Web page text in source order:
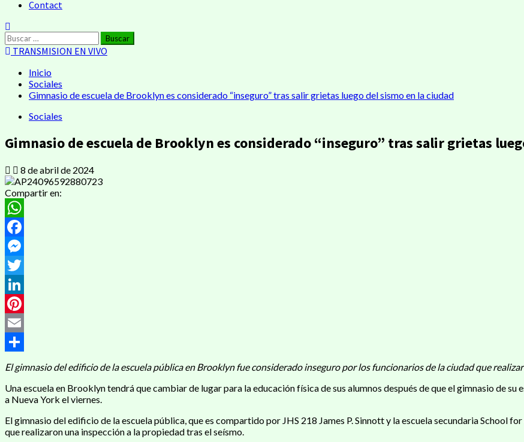
Contact
TRANSMISION EN VIVO
Inicio
Sociales
Gimnasio de escuela de Brooklyn es considerado “inseguro” tras salir grietas luego del sismo en la ciudad
Sociales
Gimnasio de escuela de Brooklyn es considerado “inseguro” tras salir grietas
8 de abril de 2024
Compartir en:
WhatsApp
Facebook
Messenger
Twitter
LinkedIn
Pinterest
Email
Compartir
El gimnasio del edificio de la escuela pública en Brooklyn fue considerado inseguro por los funcionarios de la ciudad que
Una escuela en Brooklyn tendrá que cambiar de lugar para la educación física de sus alumnos después de que el gimnasio de
a Nueva York el viernes.
El gimnasio del edificio de la escuela pública, que es compartido por JHS 218 James P. Sinnott y la escuela secundaria School
que realizaron una inspección a la propiedad tras el seísmo.